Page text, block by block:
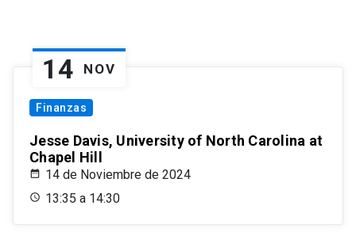
14 NOV
Finanzas
Jesse Davis, University of North Carolina at
Chapel Hill
14 de Noviembre de 2024
13:35 a 14:30